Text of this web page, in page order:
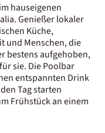
hauseigenen
Genießer lokaler
Küche,
und Menschen, die
bestens aufgehoben,
sie. Die Poolbar
entspannten Drink
Tag starten
Frühstück an einem